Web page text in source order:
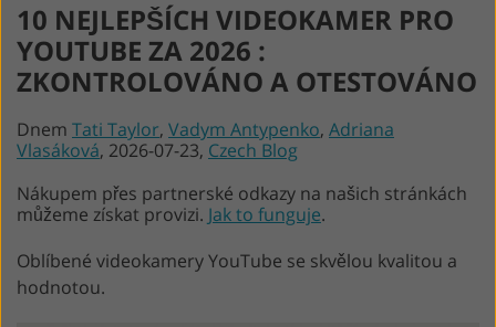
10 NEJLEPŠÍCH VIDEOKAMER PRO
YOUTUBE ZA 2026 :
ZKONTROLOVÁNO A OTESTOVÁNO
Dnem Tati Taylor, Vadym Antypenko, Adriana
Vlasáková, 2026-07-23, Czech Blog
Nákupem přes partnerské odkazy na našich stránkách
můžeme získat provizi. Jak to funguje.
Oblíbené videokamery YouTube se skvělou kvalitou a
hodnotou.